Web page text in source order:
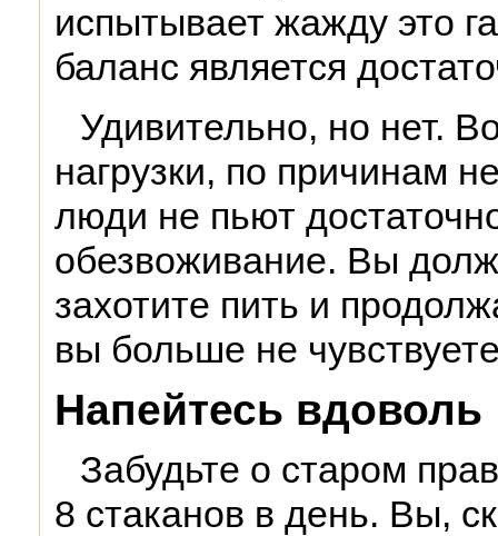
испытывает жажду это
баланс является
Удивительно, но нет.
нагрузки, по причинам
люди не пьют
обезвоживание. Вы
захотите пить и
вы больше не
Напейтесь вдоволь
Забудьте о старом
8 стаканов в день. Вы,